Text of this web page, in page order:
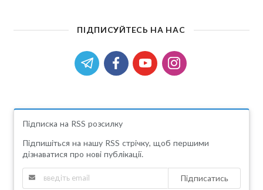
ПІДПИСУЙТЕСЬ НА НАС
Підписка на RSS розсилку
Підпишіться на нашу RSS стрічку, щоб першими
дізнаватися про нові публікації.
Підписатись